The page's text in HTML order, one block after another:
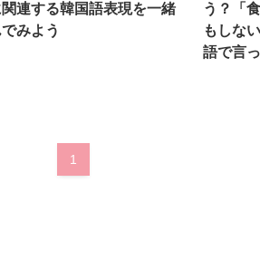
連する韓国語表現を一緒
みよう
う？「
もしな
語で言
1